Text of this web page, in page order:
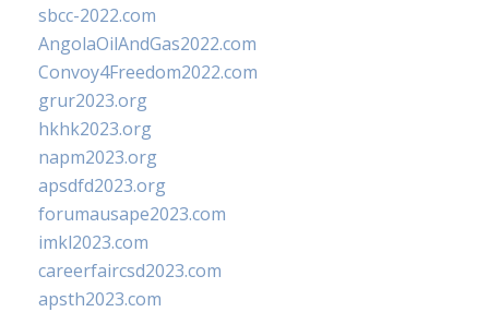
sbcc-2022.com
AngolaOilAndGas2022.com
Convoy4Freedom2022.com
grur2023.org
hkhk2023.org
napm2023.org
apsdfd2023.org
forumausape2023.com
imkl2023.com
careerfaircsd2023.com
apsth2023.com